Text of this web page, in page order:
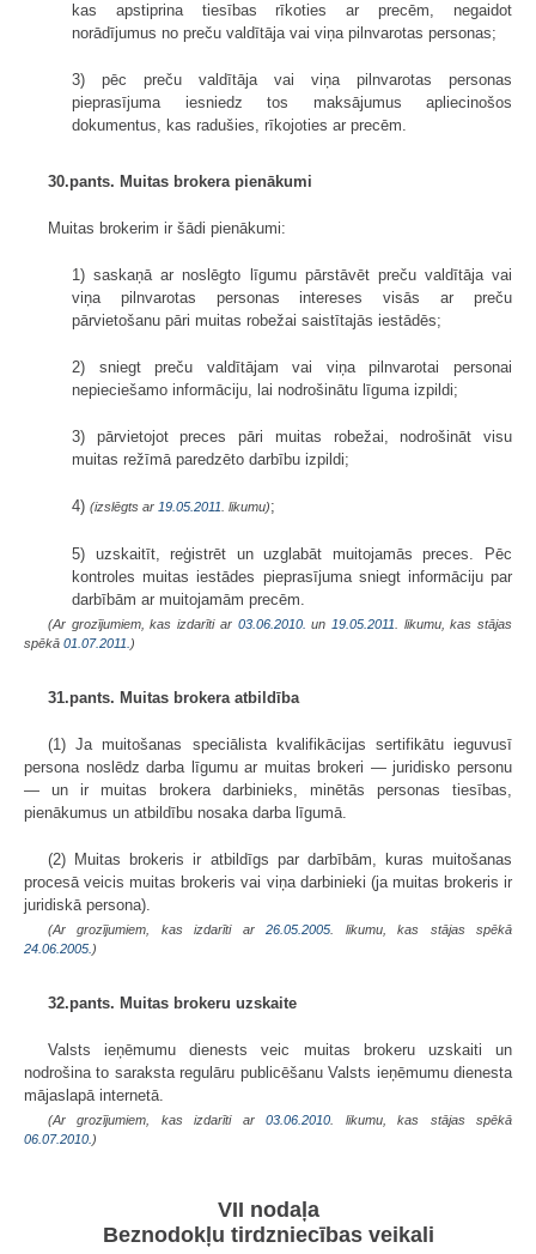
kas apstiprina tiesības rīkoties ar precēm, negaidot
norādījumus no preču valdītāja vai viņa pilnvarotas personas;
3) pēc preču valdītāja vai viņa pilnvarotas personas
pieprasījuma iesniedz tos maksājumus apliecinošos
dokumentus, kas radušies, rīkojoties ar precēm.
30.pants. Muitas brokera pienākumi
Muitas brokerim ir šādi pienākumi:
1) saskaņā ar noslēgto līgumu pārstāvēt preču valdītāja vai
viņa pilnvarotas personas intereses visās ar preču
pārvietošanu pāri muitas robežai saistītajās iestādēs;
2) sniegt preču valdītājam vai viņa pilnvarotai personai
nepieciešamo informāciju, lai nodrošinātu līguma izpildi;
3) pārvietojot preces pāri muitas robežai, nodrošināt visu
muitas režīmā paredzēto darbību izpildi;
4) (izslēgts ar 19.05.2011 . likumu);
5) uzskaitīt, reģistrēt un uzglabāt muitojamās preces. Pēc
kontroles muitas iestādes pieprasījuma sniegt informāciju par
darbībām ar muitojamām precēm.
(Ar grozījumiem, kas izdarīti ar 03.06.2010. un 19.05.2011 . likumu, kas stājas
spēkā 01.07.2011. )
31.pants. Muitas brokera atbildība
(1) Ja muitošanas speciālista kvalifikācijas sertifikātu ieguvusī
persona noslēdz darba līgumu ar muitas brokeri — juridisko personu
— un ir muitas brokera darbinieks, minētās personas tiesības,
pienākumus un atbildību nosaka darba līgumā.
(2) Muitas brokeris ir atbildīgs par darbībām, kuras muitošanas
procesā veicis muitas brokeris vai viņa darbinieki (ja muitas brokeris ir
juridiskā persona).
(Ar grozījumiem, kas izdarīti ar26.05.2005 . likumu, kas stājas spēkā
24.06.2005. )
32.pants. Muitas brokeru uzskaite
Valsts ieņēmumu dienests veic muitas brokeru uzskaiti un
nodrošina to saraksta regulāru publicēšanu Valsts ieņēmumu dienesta
mājaslapā internetā.
(Ar grozījumiem, kas izdarīti ar03.06.2010 . likumu, kas stājas spēkā
06.07.2010. )
VII nodaļa
Beznodokļu tirdzniecības veikali